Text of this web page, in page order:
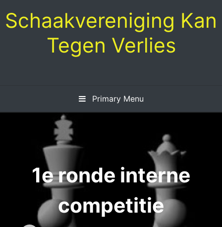
to
content
Schaakvereniging Kan
Tegen Verlies
Primary Menu
1e ronde interne
competitie